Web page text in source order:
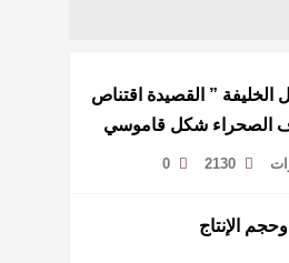
الخليفة ” القصيدة اقتناص
الصحراء شكل قاموسي
2130
0
الإنتاج